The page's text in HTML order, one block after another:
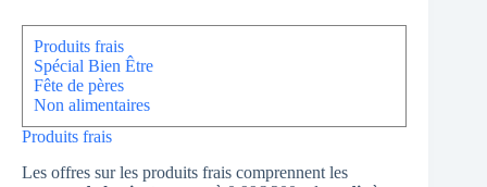
Produits frais
Spécial Bien Être
Fête de pères
Non alimentaires
Produits frais
Les offres sur les produits frais comprennent les